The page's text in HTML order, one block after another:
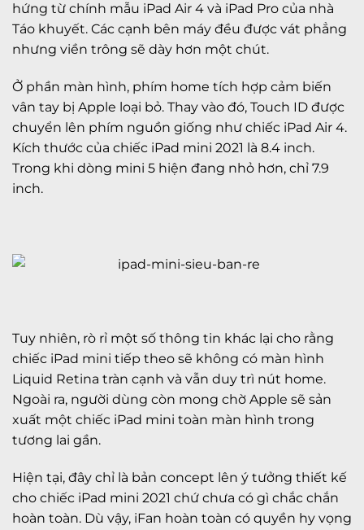
hứng từ chính mẫu iPad Air 4 và iPad Pro của nhà
Táo khuyết. Các cạnh bên máy đều được vát phẳng
nhưng viền trông sẽ dày hơn một chút.
Ở phần màn hình, phím home tích hợp cảm biến
vân tay bị Apple loại bỏ. Thay vào đó, Touch ID được
chuyển lên phím nguồn giống như chiếc iPad Air 4.
Kích thước của chiếc iPad mini 2021 là 8.4 inch.
Trong khi dòng mini 5 hiện đang nhỏ hơn, chỉ 7.9
inch.
Tuy nhiên, rò rỉ một số thông tin khác lại cho rằng
chiếc iPad mini tiếp theo ​​sẽ không có màn hình
Liquid Retina tràn cạnh và vẫn duy trì nút home.
Ngoài ra, người dùng còn mong chờ Apple sẽ sản
xuất một chiếc iPad mini toàn màn hình trong
tương lai gần.
Hiện tại, đây chỉ là bản concept lên ý tưởng thiết kế
cho chiếc iPad mini 2021 chứ chưa có gì chắc chắn
hoàn toàn. Dù vậy, iFan hoàn toàn có quyền hy vọng